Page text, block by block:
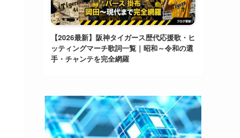
【2026最新】阪神タイガース歴代応援歌・ヒ
ッティングマーチ歌詞一覧｜昭和～令和の選
手・チャンテを完全網羅